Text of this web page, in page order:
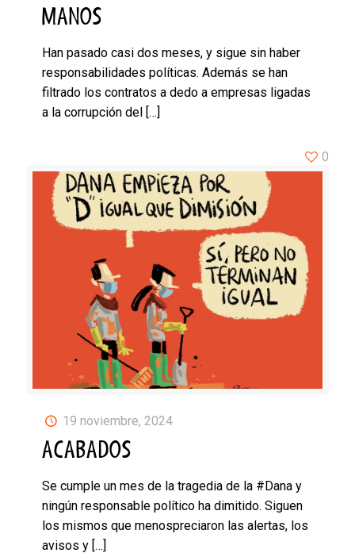
MANOS
Han pasado casi dos meses, y sigue sin haber
responsabilidades políticas. Además se han
filtrado los contratos a dedo a empresas ligadas
a la corrupción del […]
19 noviembre, 2024
ACABADOS
Se cumple un mes de la tragedia de la #Dana y
ningún responsable político ha dimitido. Siguen
los mismos que menospreciaron las alertas, los
avisos y […]
0